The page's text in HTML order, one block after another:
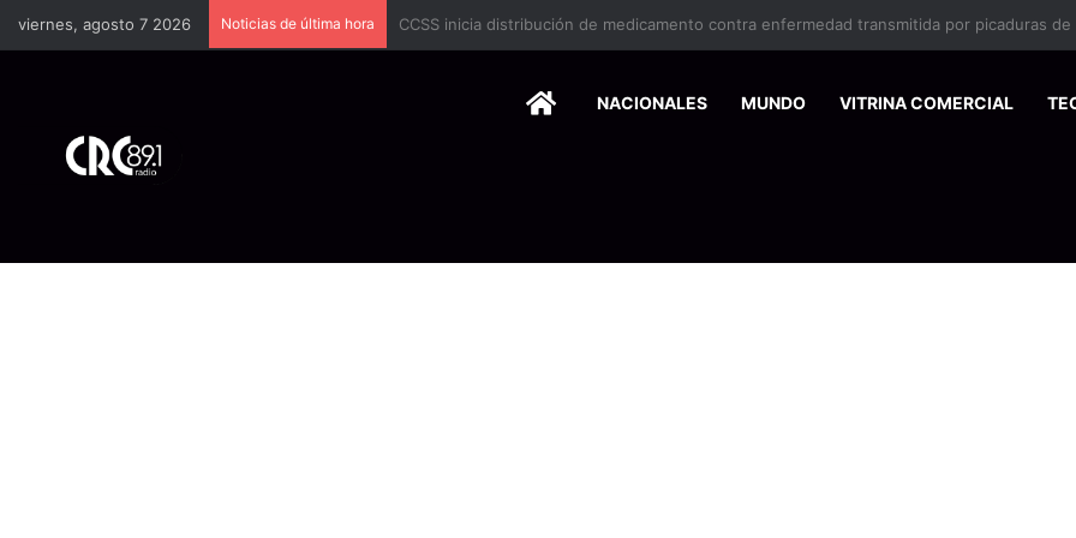
viernes, agosto 7 2026 Noticias de última hora Brote de rabia bovina en la zona sur reactiva la alerta por mordeduras de murciélagos
HOMENACIONALES MUNDO VITRINA COMERCIAL